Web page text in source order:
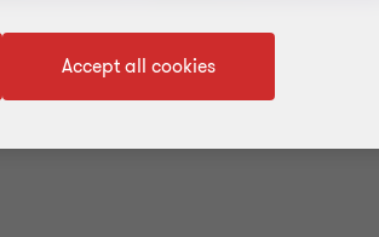
Accept all cookies